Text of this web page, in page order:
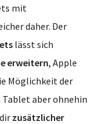
mit
daher. Der
lässt sich
erweitern, Apple
Möglichkeit der
Tablet aber ohnehin
zusätzlicher